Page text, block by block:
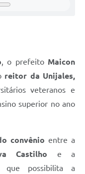
, o prefeito Maicon
reitor da Unijales,
veteranos e
superior no ano
convênio entre a
Castilho e a
que possibilita a